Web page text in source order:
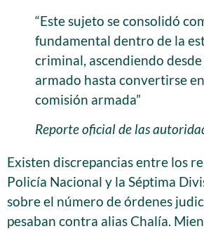
“Este sujeto se consolidó
fundamental dentro de la
criminal, ascendiendo
armado hasta convertirse
comisión armada”
Reporte oficial de las
Existen discrepancias entre los
Policía Nacional y la Séptima
sobre el número de órdenes
pesaban contra alias Chalía.